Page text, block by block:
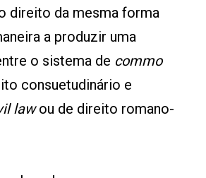
direito da mesma forma
a produzir uma
o sistema de commo
consuetudinário e
lawou de direito romano-